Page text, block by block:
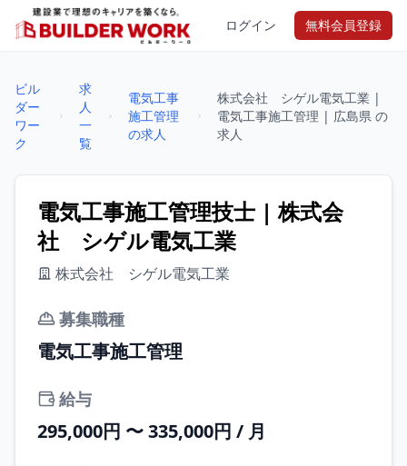
ログイン 無料会員登録
ビル
ダー
ワー
ク
求
人
一
覧
電気工事
施工管理
の求人
株式会社 シゲル電気工業 |
電気工事施工管理 | 広島県 の
求人
電気工事施工管理技士 | 株式会
社 シゲル電気工業
株式会社 シゲル電気工業
募集職種
電気工事施工管理
給与
295,000円 〜 335,000円 / 月